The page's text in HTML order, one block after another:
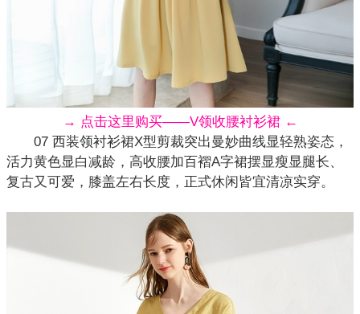
→ 点击这里购买——V领收腰衬衫裙 ←
07 西装领衬衫裙X型剪裁突出曼妙曲线显轻熟姿态，
活力黄色显白减龄，高收腰加百褶A字裙摆显瘦显腿长、
复古又可爱，膝盖左右长度，正式休闲皆宜清凉实穿。